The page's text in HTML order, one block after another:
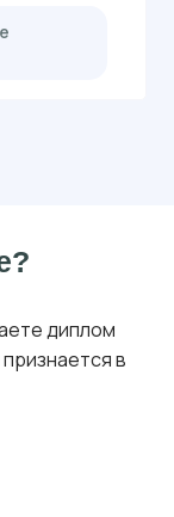
диплом
в